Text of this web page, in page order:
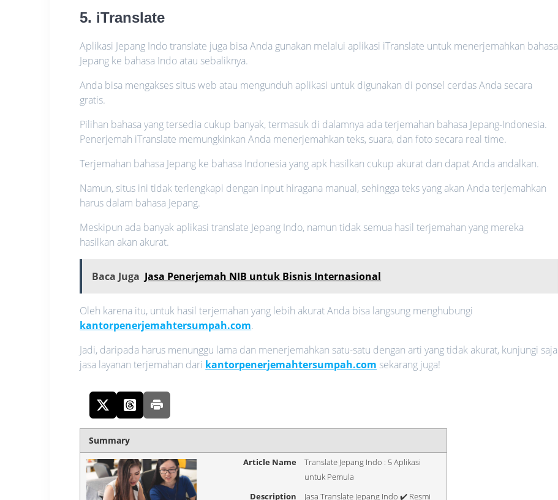
5. iTranslate
Aplikasi Jepang Indo translate juga bisa Anda gunakan melalui aplikasi iTranslate untuk menerjemahkan bahasa
Jepang ke bahasa Indo atau sebaliknya.
Anda bisa mengakses situs web atau mengunduh aplikasi untuk digunakan di ponsel cerdas Anda secara
gratis.
Pilihan bahasa yang tersedia cukup banyak, termasuk di dalamnya ada terjemahan bahasa Jepang-Indonesia.
Penerjemah iTranslate memungkinkan Anda menerjemahkan teks, suara, dan foto secara real time.
Terjemahan bahasa Jepang ke bahasa Indonesia yang apk hasilkan cukup akurat dan dapat Anda andalkan.
Namun, situs ini tidak terlengkapi dengan input hiragana manual, sehingga teks yang akan Anda terjemahkan
harus dalam bahasa Jepang.
Meskipun ada banyak aplikasi translate Jepang Indo, namun tidak semua hasil terjemahan yang mereka
hasilkan akan akurat.
Baca Juga Jasa Penerjemah NIB untuk Bisnis Internasional
Oleh karena itu, untuk hasil terjemahan yang lebih akurat Anda bisa langsung menghubungi
kantorpenerjemahtersumpah.com.
Jadi, daripada harus menunggu lama dan menerjemahkan satu-satu dengan arti yang tidak akurat, kunjungi saja
jasa layanan terjemahan dari kantorpenerjemahtersumpah.com sekarang juga!
Summary
Article Name
Translate Jepang Indo : 5 Aplikasi
untuk Pemula
Description
Jasa Translate Jepang Indo ✔️ Resmi